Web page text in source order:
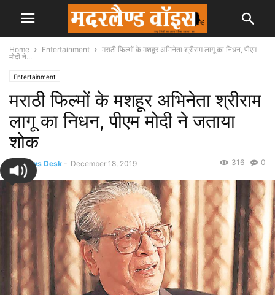
Home Entertainment
मराठी फिल्मों के मशहूर अभिनेता श्रीराम लागू का निधन, पीएम
मोदी ने...
Entertainment
मराठी फिल्मों के मशहूर अभिनेता श्रीराम
लागू का निधन, पीएम मोदी ने जताया
शोक
By News Desk - December 18, 2019 0
316